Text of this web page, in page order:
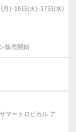
月)･16日(火)･17日(水)
販売開始
マートロピカル ア